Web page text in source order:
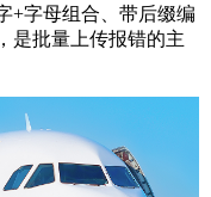
+字母组合、带后缀编
是批量上传报错的主